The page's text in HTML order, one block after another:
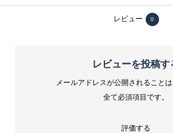
セ
レビュー 0
レビューを投稿す
メールアドレスが公開されることは
全て必須項目です。
評価する